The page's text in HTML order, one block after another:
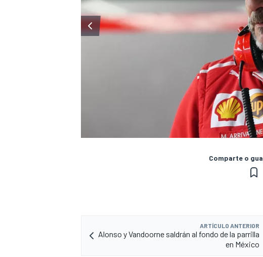
Comparte o
ARTÍCULO ANTERIOR
Alonso y Vandoorne saldrán al fondo de la parrilla
en México